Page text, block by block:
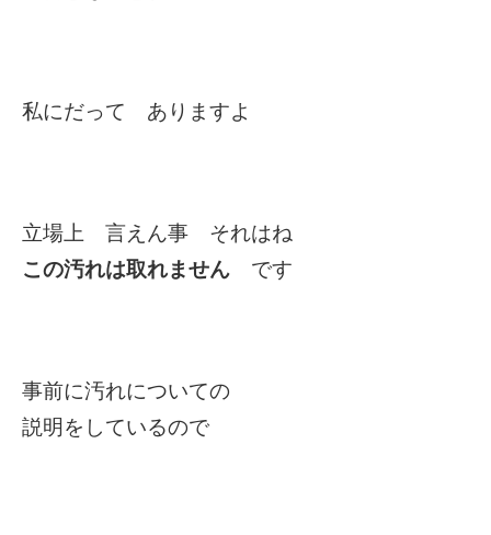
私にだって ありますよ
立場上 言えん事 それはね
この汚れは取れません です
事前に汚れについての
説明をしているので